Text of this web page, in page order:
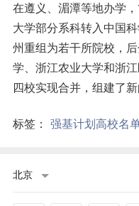
在遵义、湄潭等地办学
大学部分系科转入中国
州重组为若干所院校，
学、浙江农业大学和浙
四校实现合并，组建了新
标签： 强基计划高校名
北京